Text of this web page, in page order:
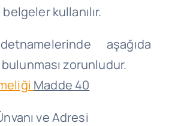
kullanılır.
aşağıda
zorunludur.
Madde 40
ve Adresi